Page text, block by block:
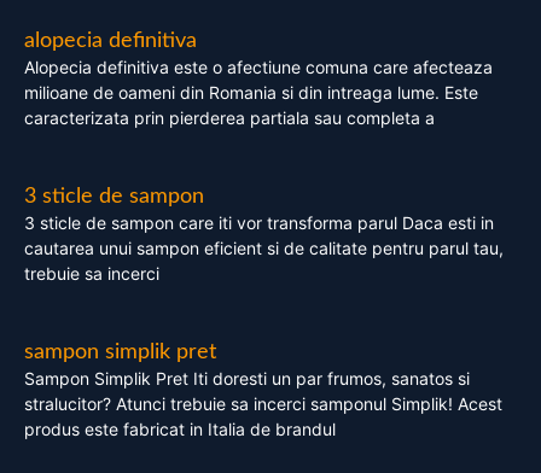
alopecia definitiva
Alopecia definitiva este o afectiune comuna care afecteaza
milioane de oameni din Romania si din intreaga lume. Este
caracterizata prin pierderea partiala sau completa a
3 sticle de sampon
3 sticle de sampon care iti vor transforma parul Daca esti in
cautarea unui sampon eficient si de calitate pentru parul tau,
trebuie sa incerci
sampon simplik pret
Sampon Simplik Pret Iti doresti un par frumos, sanatos si
stralucitor? Atunci trebuie sa incerci samponul Simplik! Acest
produs este fabricat in Italia de brandul